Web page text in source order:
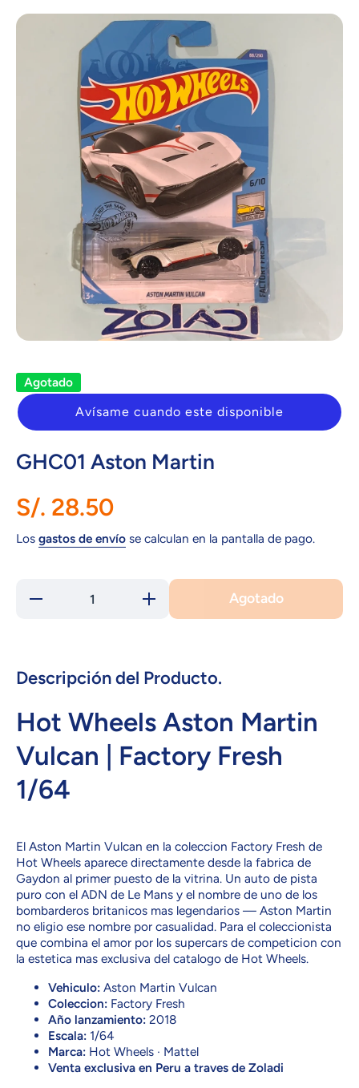
Ir directamente a la información del producto
Agotado
Avísame cuando este disponible
GHC01 Aston Martin
S/. 28.50
Los gastos de envío se calculan en la pantalla de pago.
Reducir
Aumentar
cantidad
para
Agotado
Descripción del Producto.
Hot Wheels Aston Martin
Vulcan | Factory Fresh
1/64
El Aston Martin Vulcan en la coleccion Factory Fresh de
Hot Wheels aparece directamente desde la fabrica de
Gaydon al primer puesto de la vitrina. Un auto de pista
puro con el ADN de Le Mans y el nombre de uno de los
bombarderos britanicos mas legendarios — Aston Martin
no eligio ese nombre por casualidad. Para el coleccionista
que combina el amor por los supercars de competicion con
la estetica mas exclusiva del catalogo de Hot Wheels.
Vehiculo: Aston Martin Vulcan
Coleccion: Factory Fresh
Año lanzamiento: 2018
Escala: 1/64
Marca: Hot Wheels · Mattel
Venta exclusiva en Peru a traves de Zoladi